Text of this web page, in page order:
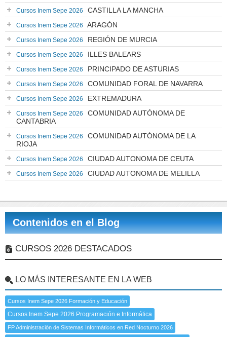
Cursos Inem Sepe 2026 CASTILLA LA MANCHA
Cursos Inem Sepe 2026 ARAGÓN
Cursos Inem Sepe 2026 REGIÓN DE MURCIA
Cursos Inem Sepe 2026 ILLES BALEARS
Cursos Inem Sepe 2026 PRINCIPADO DE ASTURIAS
Cursos Inem Sepe 2026 COMUNIDAD FORAL DE NAVARRA
Cursos Inem Sepe 2026 EXTREMADURA
Cursos Inem Sepe 2026
COMUNIDAD AUTÓNOMA DE
CANTABRIA
Cursos Inem Sepe 2026
COMUNIDAD AUTÓNOMA DE LA
RIOJA
Cursos Inem Sepe 2026 CIUDAD AUTONOMA DE CEUTA
Cursos Inem Sepe 2026 CIUDAD AUTONOMA DE MELILLA
Contenidos en el Blog
CURSOS 2026 DESTACADOS
LO MÁS INTERESANTE EN LA WEB
Cursos Inem Sepe 2026 Formación y Educación
Cursos Inem Sepe 2026 Programación e Informática
FP Administración de Sistemas Informáticos en Red Nocturno 2026